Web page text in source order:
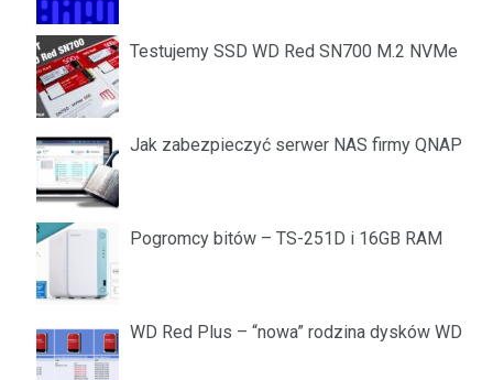
Testujemy SSD WD Red SN700 M.2 NVMe
Jak zabezpieczyć serwer NAS firmy QNAP
Pogromcy bitów – TS-251D i 16GB RAM
WD Red Plus – “nowa” rodzina dysków WD